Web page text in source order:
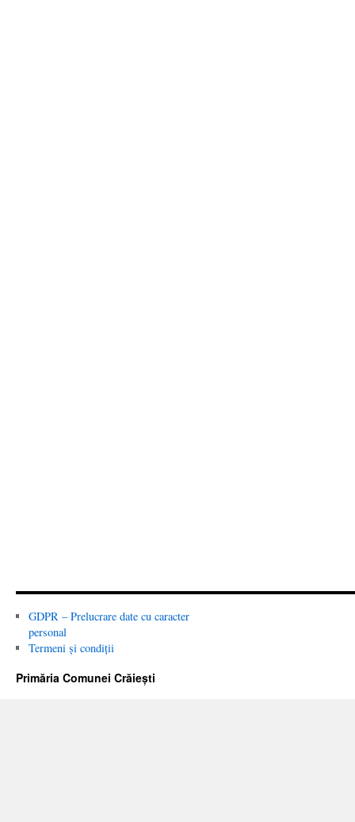
GDPR – Prelucrare date cu caracter
personal
Termeni și condiții
Primăria Comunei Crăiești